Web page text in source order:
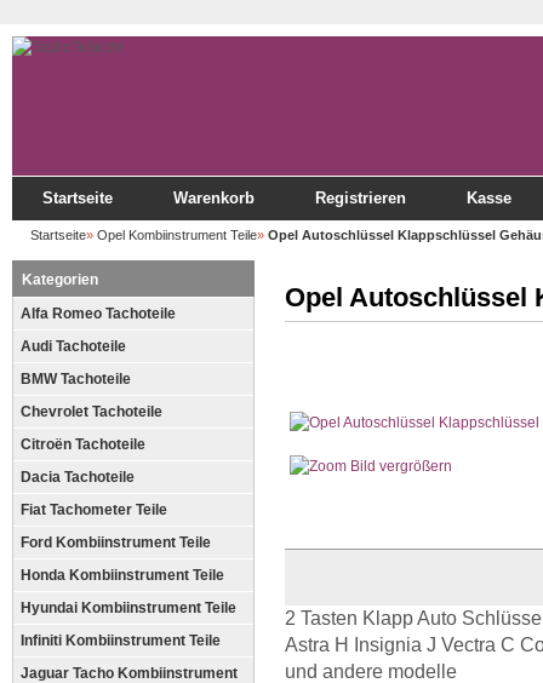
Startseite Warenkorb Registrieren Kasse
Startseite» Opel Kombiinstrument Teile» Opel Autoschlüssel Klappschlüssel
Kategorien
Alfa Romeo Tachoteile
Audi Tachoteile
BMW Tachoteile
Chevrolet Tachoteile
Citroën Tachoteile
Dacia Tachoteile
Fiat Tachometer Teile
Ford Kombiinstrument Teile
Honda Kombiinstrument Teile
Hyundai Kombiinstrument Teile
Infiniti Kombiinstrument Teile
Jaguar Tacho Kombiinstrument
Opel Autoschlüssel
Bild vergrößern
2 Tasten Klapp Auto
Astra H Insignia J Vectra C
und andere modelle